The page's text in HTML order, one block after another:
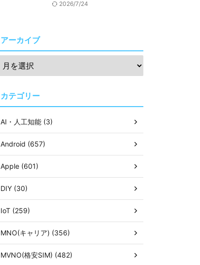
2026/7/24
アーカイブ
カテゴリー
AI・人工知能 (3)
Android (657)
Apple (601)
DIY (30)
IoT (259)
MNO(キャリア) (356)
MVNO(格安SIM) (482)